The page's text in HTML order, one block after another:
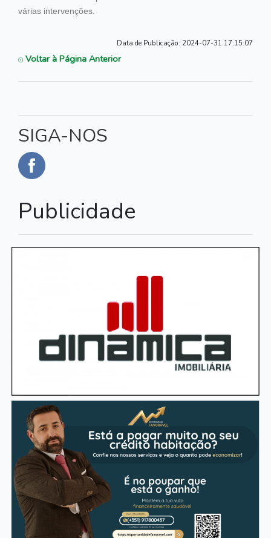
várias intervenções.
Data de Publicação: 2024-07-31 17:15:07
Voltar à Página Anterior
SIGA-NOS
Publicidade